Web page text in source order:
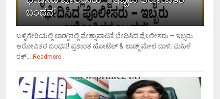
ಬಂಧನ!
ಬಳ್ಳಿಗೇರಿಯಲ್ಲಿ ಲಾಡ್ಜ್‌ನಲ್ಲಿ ವೇಶ್ಯಾವಾಟಿಕೆ ಭೇದಿಸಿದ ಪೊಲೀಸರು – ಇಬ್ಬರು
ಆರೋಪಿತರ ಬಂಧನ! ಪ್ರಶಾಂತ ಹೋಟೆಲ್ & ಲಾಡ್ಜ್ ಮೇಲೆ ದಾಳಿ; ಮಹಿಳೆ
ರಕ್...
Readmore